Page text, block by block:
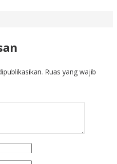
Ruas yang wajib